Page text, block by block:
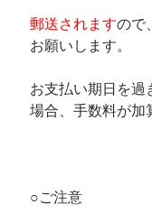
郵送されますので
お願いします。
お支払い期日を過
場合、手数料が加
○ご注意